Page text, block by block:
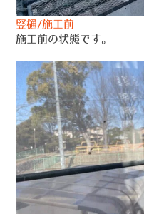
竪樋/施工前
施工前の状態です。